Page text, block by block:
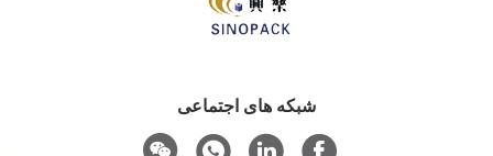
شبکه های اجتماعی